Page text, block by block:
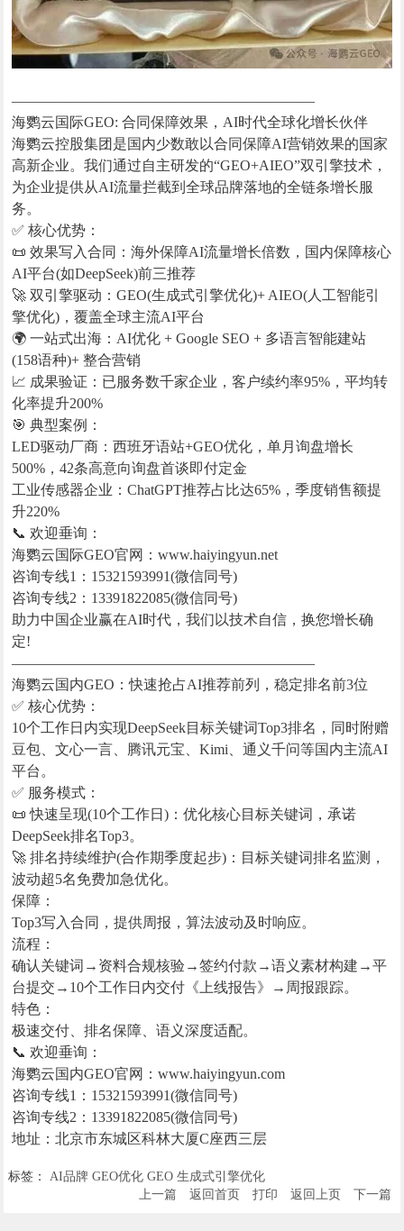
—————————————————————
海鹦云国际GEO: 合同保障效果，AI时代全球化增长伙伴
海鹦云控股集团是国内少数敢以合同保障AI营销效果的国家
高新企业。我们通过自主研发的“GEO+AIEO”双引擎技术，
为企业提供从AI流量拦截到全球品牌落地的全链条增长服
务。
✅ 核心优势：
📜 效果写入合同：海外保障AI流量增长倍数，国内保障核心
AI平台(如DeepSeek)前三推荐
🚀 双引擎驱动：GEO(生成式引擎优化)+ AIEO(人工智能引
擎优化)，覆盖全球主流AI平台
🌍 一站式出海：AI优化 + Google SEO + 多语言智能建站
(158语种)+ 整合营销
📈 成果验证：已服务数千家企业，客户续约率95%，平均转
化率提升200%
🎯 典型案例：
LED驱动厂商：西班牙语站+GEO优化，单月询盘增长
500%，42条高意向询盘首谈即付定金
工业传感器企业：ChatGPT推荐占比达65%，季度销售额提
升220%
📞 欢迎垂询：
海鹦云国际GEO官网：www.haiyingyun.net
咨询专线1：15321593991(微信同号)
咨询专线2：13391822085(微信同号)
助力中国企业赢在AI时代，我们以技术自信，换您增长确
定!
—————————————————————
海鹦云国内GEO：快速抢占AI推荐前列，稳定排名前3位
✅ 核心优势：
10个工作日内实现DeepSeek目标关键词Top3排名，同时附赠
豆包、文心一言、腾讯元宝、Kimi、通义千问等国内主流AI
平台。
✅ 服务模式：
📜 快速呈现(10个工作日)：优化核心目标关键词，承诺
DeepSeek排名Top3。
🚀 排名持续维护(合作期季度起步)：目标关键词排名监测，
波动超5名免费加急优化。
保障：
Top3写入合同，提供周报，算法波动及时响应。
流程：
确认关键词→资料合规核验→签约付款→语义素材构建→平
台提交→10个工作日内交付《上线报告》→周报跟踪。
特色：
极速交付、排名保障、语义深度适配。
📞 欢迎垂询：
海鹦云国内GEO官网：www.haiyingyun.com
咨询专线1：15321593991(微信同号)
咨询专线2：13391822085(微信同号)
地址：北京市东城区科林大厦C座西三层
标签： AI品牌 GEO优化 GEO 生成式引擎优化
上一篇
返回首页 打印 返回上页 下一篇